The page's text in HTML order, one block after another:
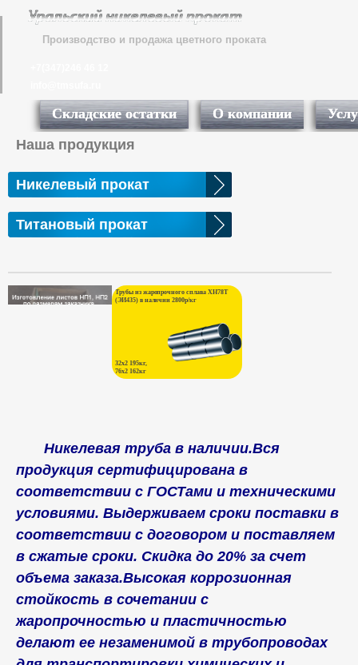
Производство и продажа цветного проката
Складские остатки О компании
Наша продукция
Никелевый прокат
Титановый прокат
Трубы из жаропрочного сплава ХН78Т
(ЭИ435) в наличии 2800р/кг
32х2 195кг,
76х2 162кг
Никелевая труба в наличии.Вся
продукция сертифицирована в
соответствии с ГОСТами и техническими
условиями. Выдерживаем сроки поставки в
соответствии с договором и поставляем
в сжатые сроки. Скидка до 20% за счет
объема заказа.Высокая коррозионная
стойкость в сочетании с
жаропрочностью и пластичностью
делают ее незаменимой в трубопроводах